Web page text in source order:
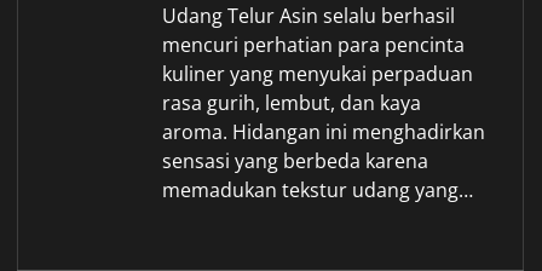
Udang Telur Asin selalu berhasil
mencuri perhatian para pencinta
kuliner yang menyukai perpaduan
rasa gurih, lembut, dan kaya
aroma. Hidangan ini menghadirkan
sensasi yang berbeda karena
memadukan tekstur udang yang…